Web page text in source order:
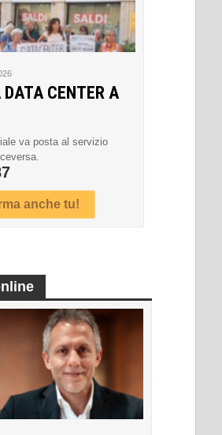
DATA CENTER A
va posta al servizio
anche tu!